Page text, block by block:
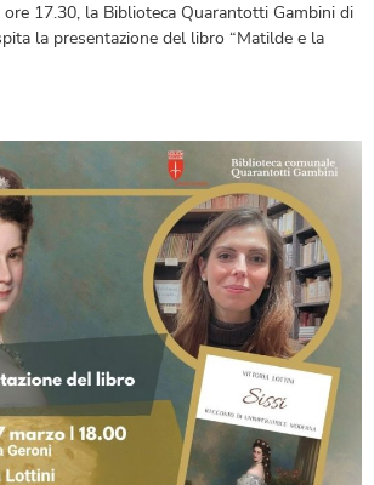
17.30, la Biblioteca Quarantotti Gambini di
la presentazione del libro “Matilde e la